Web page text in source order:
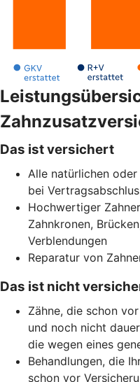
Das ist versichert
Alle natürlichen
bei
Hochwertiger
Zahnkronen,
Verblendungen
Reparatur von
Das ist nicht
Zähne, die schon
und noch nicht
die wegen eines
Behandlungen, die
schon vor